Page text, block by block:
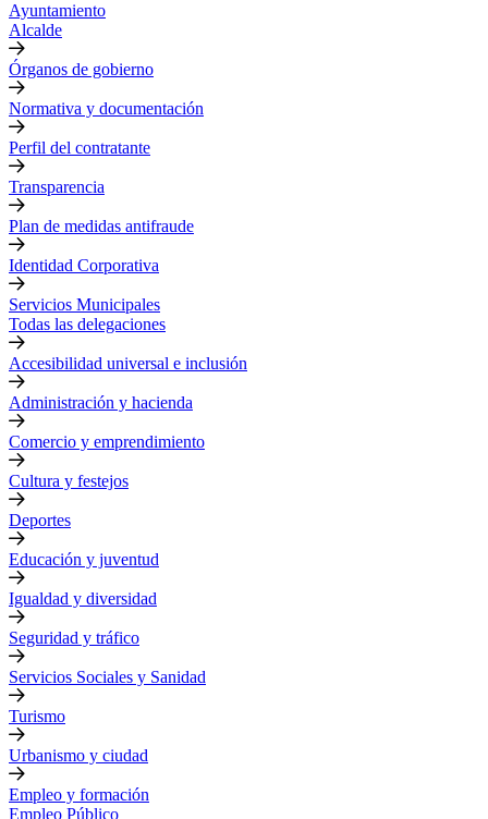
Ayuntamiento
Alcalde
Órganos de gobierno
Normativa y documentación
Perfil del contratante
Transparencia
Plan de medidas antifraude
Identidad Corporativa
Servicios Municipales
Todas las delegaciones
Accesibilidad universal e inclusión
Administración y hacienda
Comercio y emprendimiento
Cultura y festejos
Deportes
Educación y juventud
Igualdad y diversidad
Seguridad y tráfico
Servicios Sociales y Sanidad
Turismo
Urbanismo y ciudad
Empleo y formación
Empleo Público